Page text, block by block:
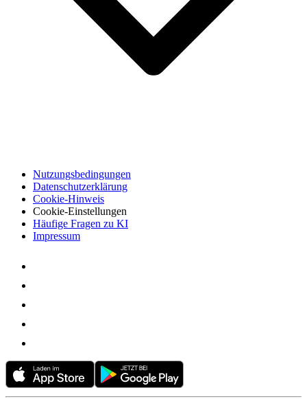
Nutzungsbedingungen
Datenschutzerklärung
Cookie-Hinweis
Cookie-Einstellungen
Häufige Fragen zu KI
Impressum